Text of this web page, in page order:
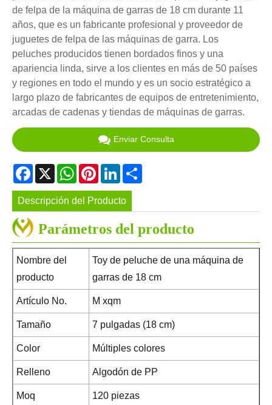
de felpa de la máquina de garras de 18 cm durante 11
años, que es un fabricante profesional y proveedor de
juguetes de felpa de las máquinas de garra. Los
peluches producidos tienen bordados finos y una
apariencia linda, sirve a los clientes en más de 50 países
y regiones en todo el mundo y es un socio estratégico a
largo plazo de fabricantes de equipos de entretenimiento,
arcadas de cadenas y tiendas de máquinas de garras.
Enviar Consulta
Facebook
X WhatsApp
PinterestLinkedIn
Descripción del Producto
Parámetros del producto
Nombre del
producto
Toy de peluche de una máquina de
garras de 18 cm
Artículo No. M xqm
Tamaño 7 pulgadas (18 cm)
Color Múltiples colores
Relleno Algodón de PP
Moq 120 piezas